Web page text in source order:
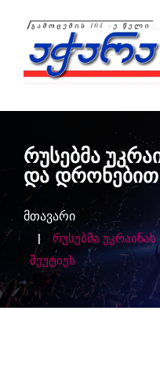
რუსებმა
და დრონებით
მთავარი
რუსებმა
შეუტიეს